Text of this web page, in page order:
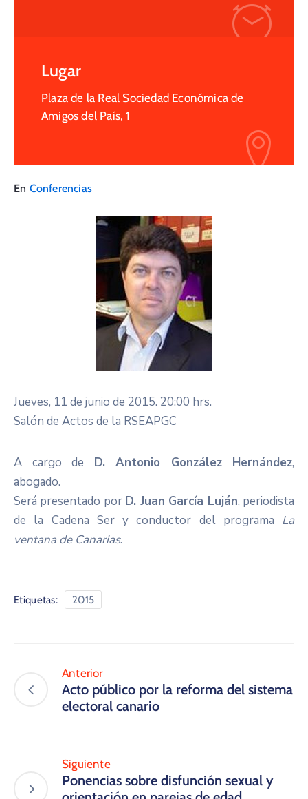
Lugar
Plaza de la Real Sociedad Económica de
Amigos del País, 1
En Conferencias
Jueves, 11 de junio de 2015. 20:00 hrs.
Salón de Actos de la RSEAPGC
A cargo de D. Antonio González Hernández,
abogado.
Será presentado por D. Juan García Luján, periodista
de la Cadena Ser y conductor del programa La
ventana de Canarias.
Etiquetas: 2015
Anterior
Acto público por la reforma del sistema
electoral canario
Siguiente
Ponencias sobre disfunción sexual y